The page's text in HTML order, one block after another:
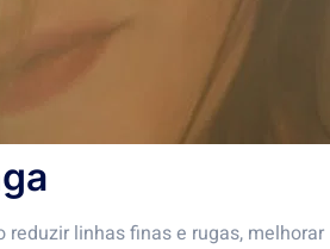
linhas finas e rugas, melhorar